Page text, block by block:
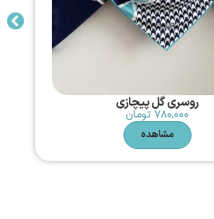
روسری گل پیچازی
۷۸۰,۰۰۰ تومان
مشاهده